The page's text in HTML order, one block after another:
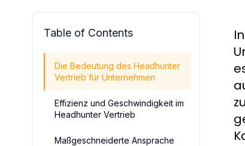
Table of Contents
Die Bedeutung des Headhunter
Vertrieb für Unternehmen
Effizienz und Geschwindigkeit im
Headhunter Vertrieb
Maßgeschneiderte Ansprache